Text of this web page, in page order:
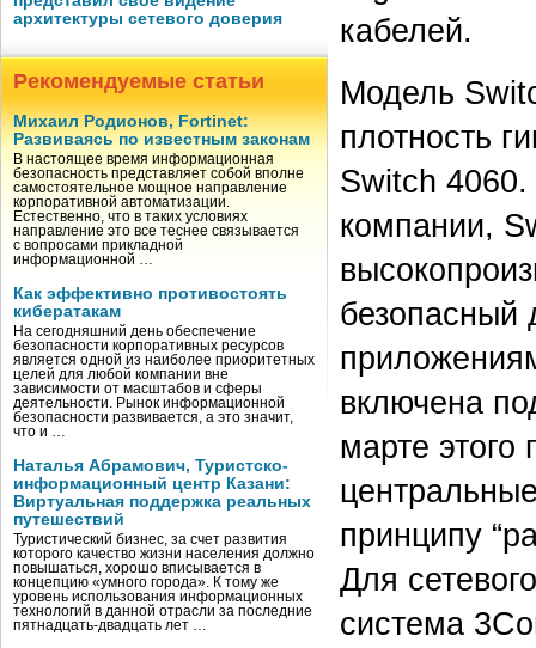
архитектуры сетевого доверия
Рекомендуемые статьи
Михаил Родионов, Fortinet:
Развиваясь по известным законам
В настоящее время информационная
безопасность представляет собой вполне
самостоятельное мощное направление
корпоративной автоматизации.
Естественно, что в таких условиях
направление это все теснее связывается
с вопросами прикладной
информационной …
Как эффективно противостоять
кибератакам
На сегодняшний день обеспечение
безопасности корпоративных ресурсов
является одной из наиболее приоритетных
целей для любой компании вне
зависимости от масштабов и сферы
деятельности. Рынок информационной
безопасности развивается, а это значит,
что и …
Наталья Абрамович, Туристско-
информационный центр Казани:
Виртуальная поддержка реальных
путешествий
Туристический бизнес, за счет развития
которого качество жизни населения должно
повышаться, хорошо вписывается в
концепцию «умного города». К тому же
уровень использования информационных
технологий в данной отрасли за последние
пятнадцать-двадцать лет …
кабелей.
Модель
плотность
Switch 4060.
компании,
безопасный
включена
марте
принципу
Для
система